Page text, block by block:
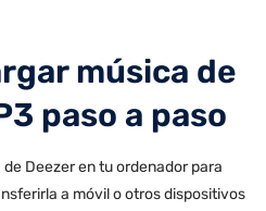
música de
paso a paso
Deezer en tu ordenador para
a móvil o otros dispositivos